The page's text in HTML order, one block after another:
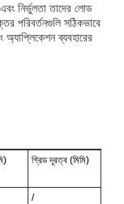
নির্ভুলতা তাদের লোড
পরিবর্তনগুলি সঠিকভাবে
অ্যাপ্লিকেশন ব্যবহারের
গ্রিড দূরত্ব (মিমি)
/